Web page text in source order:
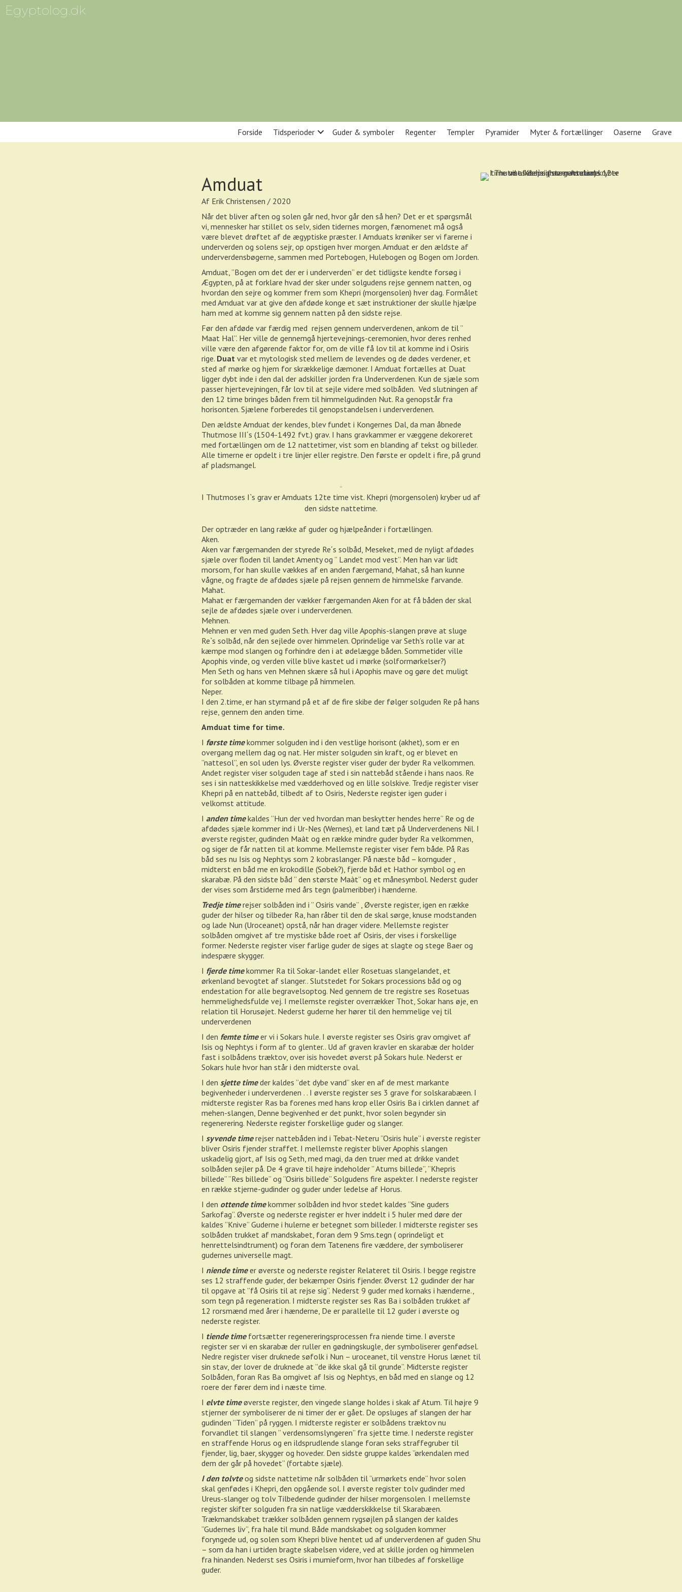
Egyptolog.dk
Forside Tidsperioder Guder & symboler Regenter Templer Pyramider Myter & fortællinger Oaserne Grave
Amduat
Af Erik Christensen / 2020
Når det bliver aften og solen går ned, hvor går den så hen? Det er et spørgsmål
vi, mennesker har stillet os selv, siden tidernes morgen, fænomenet må også
være blevet drøftet af de ægyptiske præster. I Amduats krøniker ser vi farerne i
underverden og solens sejr, op opstigen hver morgen. Amduat er den ældste af
underverdensbøgerne, sammen med Portebogen, Hulebogen og Bogen om Jorden.
Amduat, ”Bogen om det der er i underverden” er det tidligste kendte forsøg i
Ægypten, på at forklare hvad der sker under solgudens rejse gennem natten, og
hvordan den sejre og kommer frem som Khepri (morgensolen) hver dag. Formålet
med Amduat var at give den afdøde konge et sæt instruktioner der skulle hjælpe
ham med at komme sig gennem natten på den sidste rejse.
Før den afdøde var færdig med rejsen gennem underverdenen, ankom de til ”
Maat Hal”. Her ville de gennemgå hjertevejnings-ceremonien, hvor deres renhed
ville være den afgørende faktor for, om de ville få lov til at komme ind i Osiris
rige. Duat var et mytologisk sted mellem de levendes og de dødes verdener, et
sted af mørke og hjem for skrækkelige dæmoner. I Amduat fortælles at Duat
ligger dybt inde i den dal der adskiller jorden fra Underverdenen. Kun de sjæle som
passer hjertevejningen, får lov til at sejle videre med solbåden. Ved slutningen af
den 12 time bringes båden frem til himmelgudinden Nut. Ra genopstår fra
horisonten. Sjælene forberedes til genopstandelsen i underverdenen.
Den ældste Amduat der kendes, blev fundet i Kongernes Dal, da man åbnede
Thutmose III´s (1504-1492 fvt.) grav. I hans gravkammer er væggene dekoreret
med fortællingen om de 12 nattetimer, vist som en blanding af tekst og billeder.
Alle timerne er opdelt i tre linjer eller registre. Den første er opdelt i fire, på grund
af pladsmangel.
I Thutmoses I`s grav er Amduats 12te time vist. Khepri (morgensolen) kryber ud af
den sidste nattetime.
Der optræder en lang række af guder og hjælpeånder i fortællingen.
Aken.
Aken var færgemanden der styrede Re´s solbåd, Meseket, med de nyligt afdødes
sjæle over floden til landet Amenty og ” Landet mod vest”. Men han var lidt
morsom, for han skulle vækkes af en anden færgemand, Mahat, så han kunne
vågne, og fragte de afdødes sjæle på rejsen gennem de himmelske farvande.
Mahat.
Mahat er færgemanden der vækker færgemanden Aken for at få båden der skal
sejle de afdødes sjæle over i underverdenen.
Mehnen.
Mehnen er ven med guden Seth. Hver dag ville Apophis-slangen prøve at sluge
Re`s solbåd, når den sejlede over himmelen. Oprindelige var Seth’s rolle var at
kæmpe mod slangen og forhindre den i at ødelægge båden. Sommetider ville
Apophis vinde, og verden ville blive kastet ud i mørke (solformørkelser?)
Men Seth og hans ven Mehnen skære så hul i Apophis mave og gøre det muligt
for solbåden at komme tilbage på himmelen.
Neper.
I den 2.time, er han styrmand på et af de fire skibe der følger solguden Re på hans
rejse, gennem den anden time.
Amduat time for time.
I første timekommer solguden ind i den vestlige horisont (akhet), som er en
overgang mellem dag og nat. Her mister solguden sin kraft, og er blevet en
”nattesol”, en sol uden lys. Øverste register viser guder der byder Ra velkommen.
Andet register viser solguden tage af sted i sin nattebåd stående i hans naos. Re
ses i sin natteskikkelse med vædderhoved og en lille solskive. Tredje register viser
Khepri på en nattebåd, tilbedt af to Osiris, Nederste register igen guder i
velkomst attitude.
I anden timekaldes ”Hun der ved hvordan man beskytter hendes herre” Re og de
afdødes sjæle kommer ind i Ur-Nes (Wernes), et land tæt på Underverdenens Nil. I
øverste register, gudinden Maàt og en række mindre guder byder Ra velkommen,
og siger de får natten til at komme. Mellemste register viser fem både. På Ras
båd ses nu Isis og Nephtys som 2 kobraslanger. På næste båd – kornguder ,
midterst en båd me en krokodille (Sobek?), fjerde båd et Hathor symbol og en
skarabæ. På den sidste båd ” den største Maàt” og et månesymbol. Nederst guder
der vises som årstiderne med års tegn (palmeribber) i hænderne.
Tredje timerejser solbåden ind i ” Osiris vande” , Øverste register, igen en række
guder der hilser og tilbeder Ra, han råber til den de skal sørge, knuse modstanden
og lade Nun (Uroceanet) opstå, når han drager videre. Mellemste register
solbåden omgivet af tre mystiske både roet af Osiris, der vises i forskellige
former. Nederste register viser farlige guder de siges at slagte og stege Baer og
indespære skygger.
I fjerde time kommer Ra til Sokar-landet eller Rosetuas slangelandet, et
ørkenland bevogtet af slanger.. Slutstedet for Sokars processions båd og og
endestation for alle begravelsoptog. Ned gennem de tre registre ses Rosetuas
hemmelighedsfulde vej. I mellemste register overrækker Thot, Sokar hans øje, en
relation til Horusøjet. Nederst guderne her hører til den hemmelige vej til
underverdenen
I den femte timeer vi i Sokars hule. I øverste register ses Osiris grav omgivet af
Isis og Nephtys i form af to glenter.. Ud af graven kravler en skarabæ der holder
fast i solbådens træktov, over isis hovedet øverst på Sokars hule. Nederst er
Sokars hule hvor han står i den midterste oval.
I den sjette timeder kaldes ”det dybe vand” sker en af de mest markante
begivenheder i underverdenen . . I øverste register ses 3 grave for solskarabæen. I
midterste register Ras ba forenes med hans krop eller Osiris Ba i cirklen dannet af
mehen-slangen, Denne begivenhed er det punkt, hvor solen begynder sin
regenerering. Nederste register forskellige guder og slanger.
I syvende timerejser nattebåden ind i Tebat-Neteru ”Osiris hule” i øverste register
bliver Osiris fjender straffet. I mellemste register bliver Apophis slangen
uskadelig gjort, af Isis og Seth, med magi, da den truer med at drikke vandet
solbåden sejler på. De 4 grave til højre indeholder ” Atums billede”, ”Khepris
billede” ”Res billede” og ”Osiris billede” Solgudens fire aspekter. I nederste register
en række stjerne-gudinder og guder under ledelse af Horus.
I den ottende time kommer solbåden ind hvor stedet kaldes ”Sine guders
Sarkofag”. Øverste og nederste register er hver inddelt i 5 huler med døre der
kaldes ”Knive” Guderne i hulerne er betegnet som billeder. I midterste register ses
solbåden trukket af mandskabet, foran dem 9 Sms.tegn ( oprindeligt et
henrettelsindtrument) og foran dem Tatenens fire væddere, der symboliserer
gudernes universelle magt.
I niende timeer øverste og nederste register Relateret til Osiris. I begge registre
ses 12 straffende guder, der bekæmper Osiris fjender. Øverst 12 gudinder der har
til opgave at ”få Osiris til at rejse sig”. Nederst 9 guder med kornaks i hænderne.,
som tegn på regeneration. I midterste register ses Ras Ba i solbåden trukket af
12 rorsmænd med årer i hænderne, De er parallelle til 12 guder i øverste og
nederste register.
I tiende timefortsætter regenereringsprocessen fra niende time. I øverste
register ser vi en skarabæ der ruller en gødningskugle, der symboliserer genfødsel.
Nedre register viser druknede søfolk i Nun – uroceanet, til venstre Horus lænet til
sin stav, der lover de druknede at ”de ikke skal gå til grunde”. Midterste register
Solbåden, foran Ras Ba omgivet af Isis og Nephtys, en båd med en slange og 12
roere der fører dem ind i næste time.
I elvte timeøverste register, den vingede slange holdes i skak af Atum. Til højre 9
stjerner der symboliserer de ni timer der er gået. De opsluges af slangen der har
gudinden ”Tiden” på ryggen. I midterste register er solbådens træktov nu
forvandlet til slangen ” verdensomslyngeren” fra sjette time. I nederste register
en straffende Horus og en ildsprudlende slange foran seks straffegruber til
fjender, lig, baer, skygger og hoveder. Den sidste gruppe kaldes ”ørkendalen med
dem der går på hovedet” (fortabte sjæle).
I den tolvte og sidste nattetime når solbåden til ”urmørkets ende” hvor solen
skal genfødes i Khepri, den opgående sol. I øverste register tolv gudinder med
Ureus-slanger og tolv Tilbedende gudinder der hilser morgensolen. I mellemste
register skifter solguden fra sin natlige vædderskikkelse til Skarabæen.
Trækmandskabet trækker solbåden gennem rygsøjlen på slangen der kaldes
”Gudernes liv”, fra hale til mund. Både mandskabet og solguden kommer
foryngede ud, og solen som Khepri blive hentet ud af underverdenen af guden Shu
– som da han i urtiden bragte skabelsen videre, ved at skille jorden og himmelen
fra hinanden. Nederst ses Osiris i mumieform, hvor han tilbedes af forskellige
guder.